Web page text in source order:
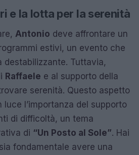
e la lotta per la serenità
Antonio deve affrontare un
estivi, un evento che
destabilizzante. Tuttavia,
Raffaele e al supporto della
serenità. Questo aspetto
l’importanza del supporto
di difficoltà, un tema
di “Un Posto al Sole”. Hai
fondamentale avere una